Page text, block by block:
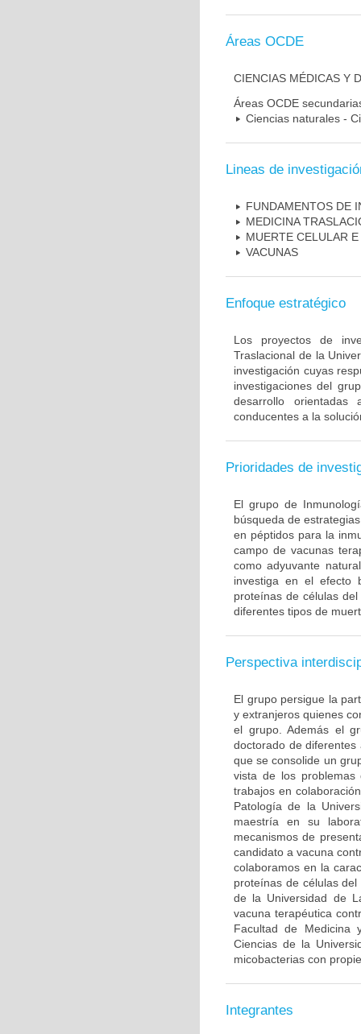
Áreas OCDE
CIENCIAS MÉDICAS Y
Áreas OCDE
Ciencias naturales -
Lineas de
FUNDAMENTOS DE
MEDICINA
MUERTE CELULAR
VACUNAS
Enfoque estratégico
Los proyectos de
Traslacional de la
investigación cuyas
investigaciones del
desarrollo
conducentes a la
Prioridades de
El grupo de
búsqueda de
en péptidos para la
campo de vacunas
como adyuvante
investiga en el efecto
proteínas de células
diferentes tipos de
Perspectiva
El grupo persigue la
y extranjeros quienes
el grupo. Además el
doctorado de
que se consolide un
vista de los problemas
trabajos en
Patología de la
maestría en su
mecanismos de
candidato a vacuna
colaboramos en la
proteínas de células
de la Universidad de
vacuna terapéutica
Facultad de Medicina
Ciencias de la
micobacterias con
Integrantes